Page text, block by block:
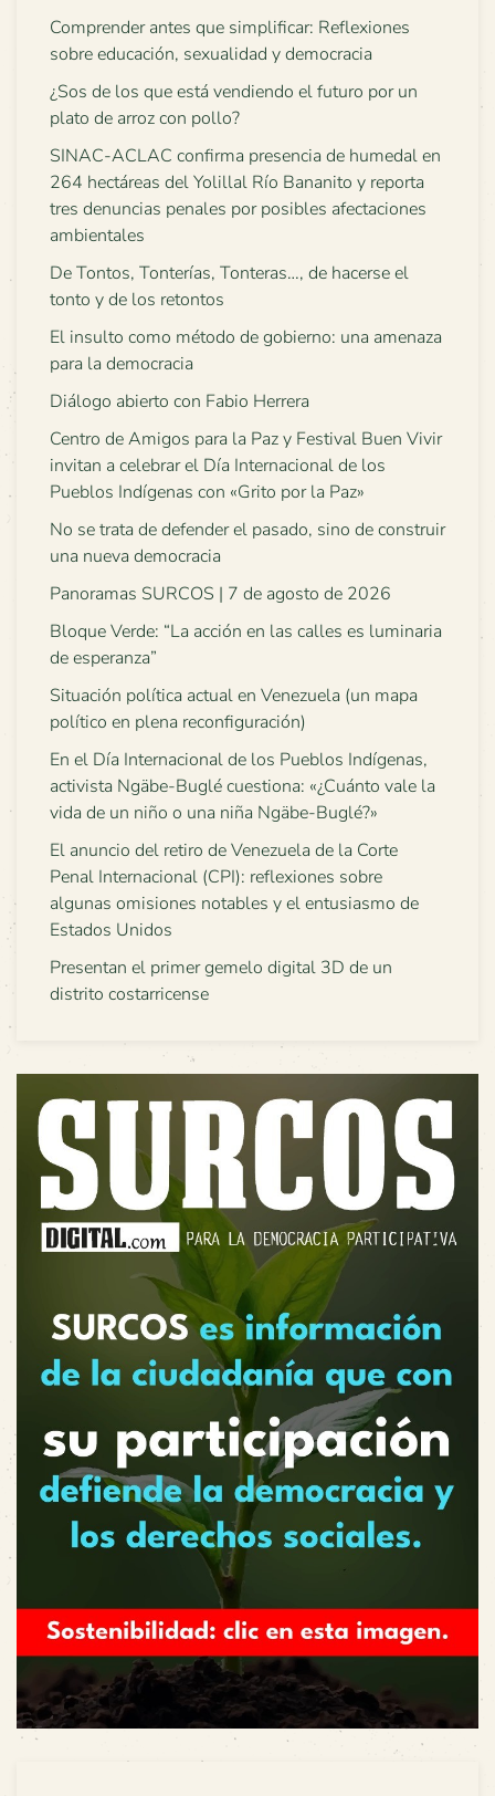
Comprender antes que simplificar: Reflexiones
sobre educación, sexualidad y democracia
¿Sos de los que está vendiendo el futuro por un
plato de arroz con pollo?
SINAC-ACLAC confirma presencia de humedal en
264 hectáreas del Yolillal Río Bananito y reporta
tres denuncias penales por posibles afectaciones
ambientales
De Tontos, Tonterías, Tonteras…, de hacerse el
tonto y de los retontos
El insulto como método de gobierno: una amenaza
para la democracia
Diálogo abierto con Fabio Herrera
Centro de Amigos para la Paz y Festival Buen Vivir
invitan a celebrar el Día Internacional de los
Pueblos Indígenas con «Grito por la Paz»
No se trata de defender el pasado, sino de construir
una nueva democracia
Panoramas SURCOS | 7 de agosto de 2026
Bloque Verde: “La acción en las calles es luminaria
de esperanza”
Situación política actual en Venezuela (un mapa
político en plena reconfiguración)
En el Día Internacional de los Pueblos Indígenas,
activista Ngäbe-Buglé cuestiona: «¿Cuánto vale la
vida de un niño o una niña Ngäbe-Buglé?»
El anuncio del retiro de Venezuela de la Corte
Penal Internacional (CPI): reflexiones sobre
algunas omisiones notables y el entusiasmo de
Estados Unidos
Presentan el primer gemelo digital 3D de un
distrito costarricense